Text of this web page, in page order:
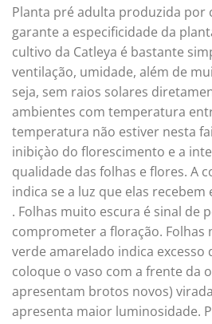
Planta pré adulta produzida por
garante a especificidade da
cultivo da Catleya é bastante
ventilação, umidade, além de
seja, sem raios solares
ambientes com temperatura
temperatura não estiver nesta
inibiçào do florescimento e a
qualidade das folhas e flores. A
indica se a luz que elas
. Folhas muito escura é sinal de
comprometer a floração. Folhas
verde amarelado indica excesso
coloque o vaso com a frente da
apresentam brotos novos)
apresenta maior luminosidade.